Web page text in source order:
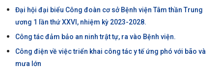
Đại hội đại biểu Công đoàn cơ sở Bệnh viện Tâm thần Trung
ương 1 lần thứ XXVI, nhiệm kỳ 2023-2028.
Công tác đảm bảo an ninh trật tự, ra vào Bệnh viện.
Công điện về việc triển khai công tác y tế ứng phó với bão và
mưa lớn